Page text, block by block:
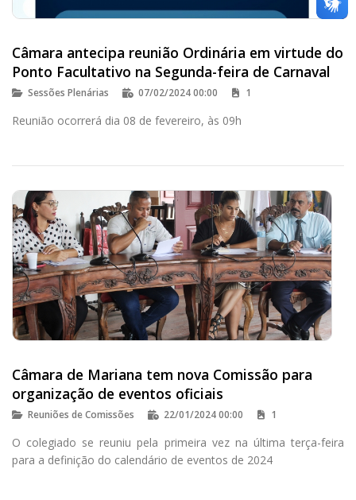
Câmara antecipa reunião Ordinária em virtude do
Ponto Facultativo na Segunda-feira de Carnaval
Sessões Plenárias 07/02/2024 00:00 1
Reunião ocorrerá dia 08 de fevereiro, às 09h
Câmara de Mariana tem nova Comissão para
organização de eventos oficiais
Reuniões de Comissões 22/01/2024 00:00 1
O colegiado se reuniu pela primeira vez na última terça-feira
para a definição do calendário de eventos de 2024